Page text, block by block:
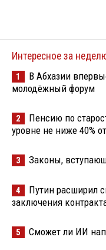
Интересное за
1
В Абхазии
молодёжный форум
2
Пенсию по
уровне не ниже 40%
3 Законы,
4
Путин расширил
заключения
5 Сможет ли ИИ